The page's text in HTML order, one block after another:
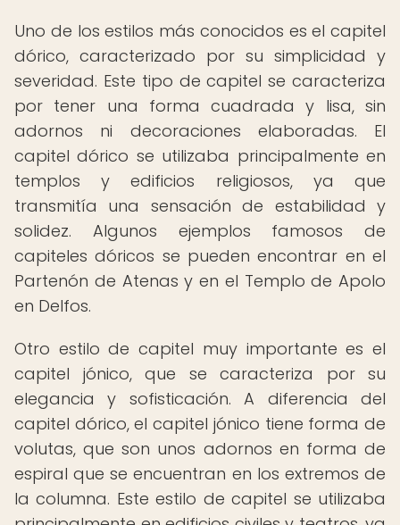
Uno de los estilos más conocidos es el capitel
dórico, caracterizado por su simplicidad y
severidad. Este tipo de capitel se caracteriza
por tener una forma cuadrada y lisa, sin
adornos ni decoraciones elaboradas. El
capitel dórico se utilizaba principalmente en
templos y edificios religiosos, ya que
transmitía una sensación de estabilidad y
solidez. Algunos ejemplos famosos de
capiteles dóricos se pueden encontrar en el
Partenón de Atenas y en el Templo de Apolo
en Delfos.
Otro estilo de capitel muy importante es el
capitel jónico, que se caracteriza por su
elegancia y sofisticación. A diferencia del
capitel dórico, el capitel jónico tiene forma de
volutas, que son unos adornos en forma de
espiral que se encuentran en los extremos de
la columna. Este estilo de capitel se utilizaba